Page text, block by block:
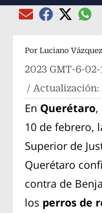
Compartir el
Compartir el
Por Luciano
2023 GMT-6-02-
/ Actualización:
En Querétaro,
10 de febrero,
Superior de
Querétaro
contra de
los perros de